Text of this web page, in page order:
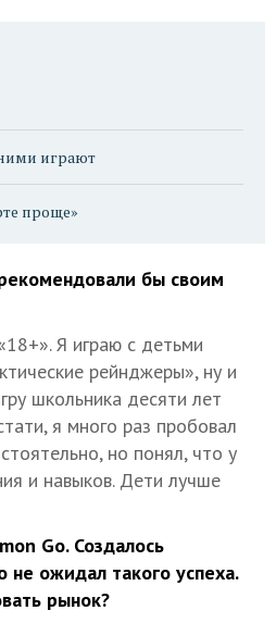
играют
проще»
бы своим
Я играю с детьми
рейнджеры», ну и
школьника десяти лет
я много раз пробовал
но понял, что у
и навыков. Дети лучше
Go. Создалось
не ожидал такого успеха.
рынок?